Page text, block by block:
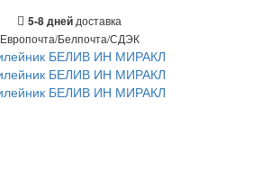
5-8 дней доставка
Европочта/Белпочта/СДЭК